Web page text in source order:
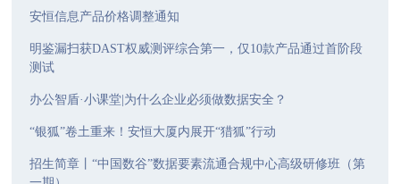
安恒信息产品价格调整通知
明鉴漏扫获DAST权威测评综合第一，仅10款产品通过首阶段
测试
办公智盾·小课堂|为什么企业必须做数据安全？
“银狐”卷土重来！安恒大厦内展开“猎狐”行动
招生简章丨“中国数谷”数据要素流通合规中心高级研修班（第